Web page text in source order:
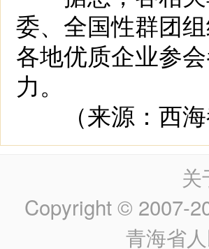
委、全国性群团
各地优质企业参
力。
（来源：西海
关
Copyright © 2007-
青海省